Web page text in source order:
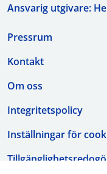
Ansvarig utgivare:
Pressrum
Kontakt
Om oss
Integritetspolicy
Inställningar för